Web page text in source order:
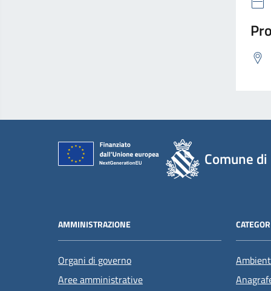
Comune
AMMINISTRAZIONE
Organi di governo
Aree amministrative